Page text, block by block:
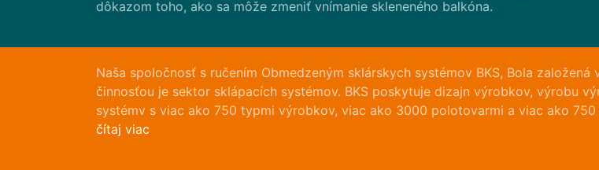
dôkazom toho, ako sa môže zmeniť vnímanie skleneného balkóna.
Naša spoločnosť s ručením Obmedzeným sklárskych systémov BKS, Bola
činnosťou je sektor sklápacích systémov. BKS poskytuje dizajn výrobkov, výrobu
systémv s viac ako 750 typmi výrobkov, viac ako 3000 polotovarmi a viac ako
čítaj viac